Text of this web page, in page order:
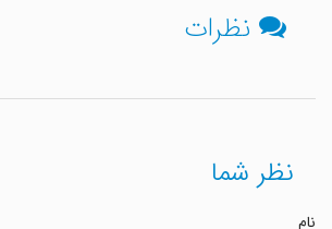
نظرات
نظر شما